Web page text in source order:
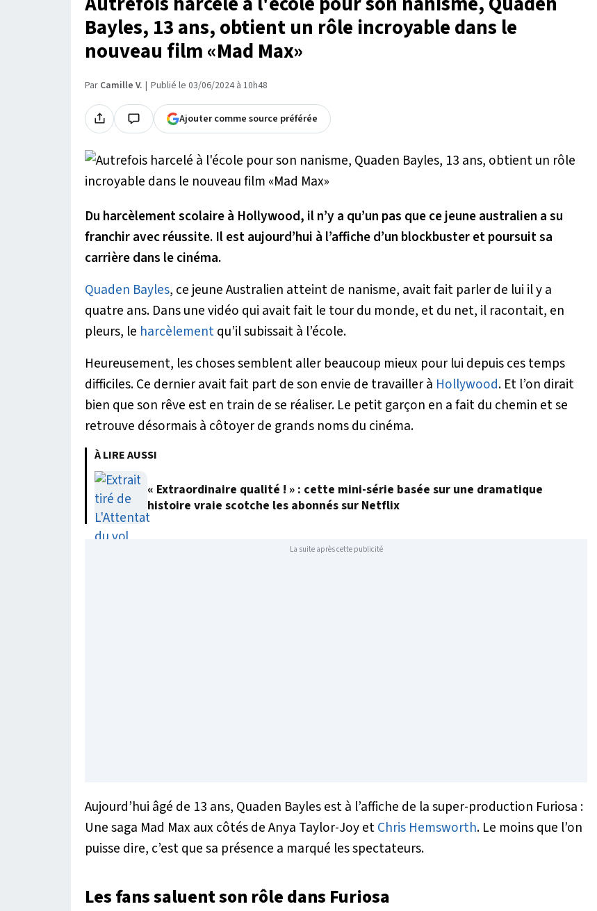
Bayles, 13 ans, obtient un rôle incroyable dans le
nouveau film «Mad Max»
Par Camille V. Publié le 03/06/2024 à 10h48
Ajouter comme source préférée
Du harcèlement scolaire à Hollywood, il n’y a qu’un pas que ce jeune australien a su
franchir avec réussite. Il est aujourd’hui à l’affiche d’un blockbuster et poursuit sa
carrière dans le cinéma.
Quaden Bayles, ce jeune Australien atteint de nanisme, avait fait parler de lui il y a
quatre ans. Dans une vidéo qui avait fait le tour du monde, et du net, il racontait, en
pleurs, le harcèlementqu’il subissait à l’école.
Heureusement, les choses semblent aller beaucoup mieux pour lui depuis ces temps
difficiles. Ce dernier avait fait part de son envie de travailler à Hollywood. Et l’on dirait
bien que son rêve est en train de se réaliser. Le petit garçon en a fait du chemin et se
retrouve désormais à côtoyer de grands noms du cinéma.
À LIRE AUSSI
« Extraordinaire qualité ! » : cette mini-série basée sur une dramatique
histoire vraie scotche les abonnés sur Netflix
La suite après cette publicité
Aujourd’hui âgé de 13 ans, Quaden Bayles est à l’affiche de la super-production Furiosa :
Une saga Mad Max aux côtés de Anya Taylor-Joy etChris Hemsworth. Le moins que l’on
puisse dire, c’est que sa présence a marqué les spectateurs.
Les fans saluent son rôle dans Furiosa